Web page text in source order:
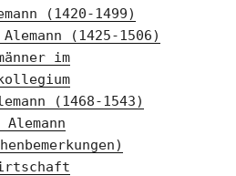
(1420-1499)
(1425-1506)
im
(1468-1543)
Alemann